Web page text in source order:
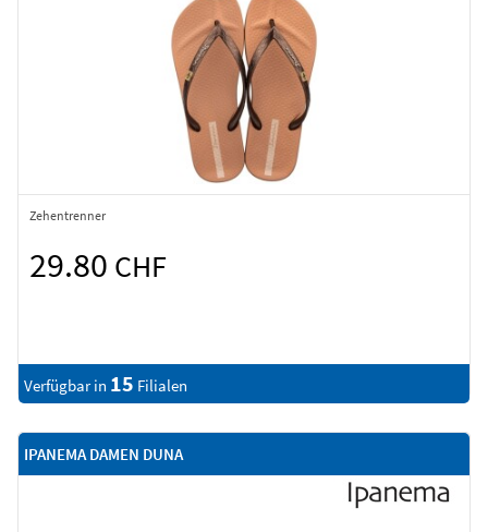
Zehentrenner
29.80 CHF
Verfügbar in 15 Filialen
IPANEMA DAMEN DUNA